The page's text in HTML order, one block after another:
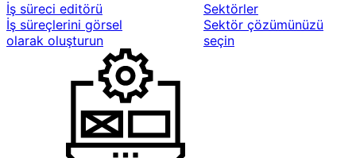
İş süreci editörü
İş süreçlerini görsel
olarak oluşturun
Sektörler
Sektör çözümünüzü
seçin